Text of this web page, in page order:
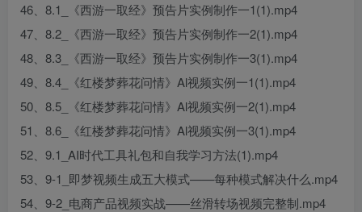
46、8.1_《西游一取经》预告片实例制作一1(1).mp4
47、8.2_《西游一取经》预告片实例制作一2(1).mp4
48、8.3_《西游一取经》预告片实例制作一3(1).mp4
49、8.4_《红楼梦葬花问情》Al视频实例一1(1).mp4
50、8.5_《红楼梦葬花问情》Al视频实例一2(1).mp4
51、8.6_《红楼梦葬花问情》Al视频实例一3(1).mp4
52、9.1_AI时代工具礼包和自我学习方法(1).mp4
53、9-1_即梦视频生成五大模式——每种模式解决什么.mp4
54、9-2_电商产品视频实战——丝滑转场视频完整制.mp4